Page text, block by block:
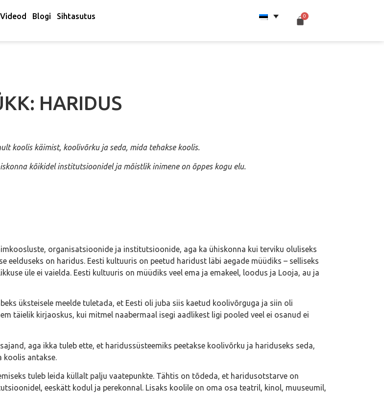
Videod Blogi Sihtasutus
HARIDUS
koolis käimist, koolivõrku ja seda, mida tehakse koolis.
kõikidel institutsioonidel ja mõistlik inimene on õppes kogu elu.
organisatsioonide ja institutsioonide, aga ka ühiskonna kui terviku oluliseks
eelduseks on haridus. Eesti kultuuris on peetud haridust läbi aegade müüdiks – selliseks
üle ei vaielda. Eesti kultuuris on müüdiks veel ema ja emakeel, loodus ja Looja, au ja
üksteisele meelde tuletada, et Eesti oli juba siis kaetud koolivõrguga ja siin oli
täielik kirjaoskus, kui mitmel naabermaal isegi aadlikest ligi pooled veel ei osanud ei
aga ikka tuleb ette, et haridussüsteemiks peetakse koolivõrku ja hariduseks seda,
koolis antakse.
tuleb leida küllalt palju vaatepunkte. Tähtis on tõdeda, et haridusotstarve on
eeskätt kodul ja perekonnal. Lisaks koolile on oma osa teatril, kinol, muuseumil,